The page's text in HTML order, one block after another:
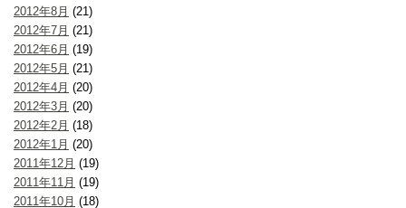
2012年8月 (21)
2012年7月 (21)
2012年6月 (19)
2012年5月 (21)
2012年4月 (20)
2012年3月 (20)
2012年2月 (18)
2012年1月 (20)
2011年12月 (19)
2011年11月 (19)
2011年10月 (18)